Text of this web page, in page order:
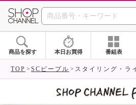
SHOP
商品を探す 本日お買得 番組表
TOP SCピープル スタイリング・ラ